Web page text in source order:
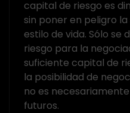
capital de riesgo es
sin poner en peligro
estilo de vida. Sólo se
riesgo para la
suficiente capital de
la posibilidad de
no es
futuros.